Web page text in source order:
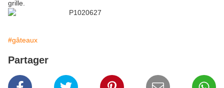
grille.
#gâteaux
Partager